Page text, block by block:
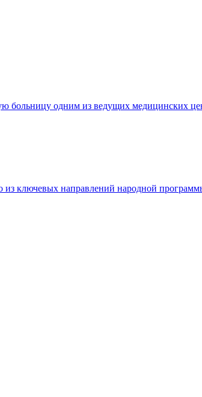
больницу одним из ведущих медицинских
из ключевых направлений народной